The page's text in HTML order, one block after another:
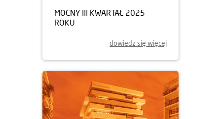
MOCNY III KWARTAŁ 2025
ROKU
dowiedz się więcej